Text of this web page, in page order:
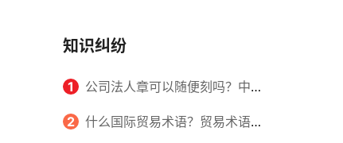
知识纠纷
1 公司法人章可以随便刻吗？中华
人民共和国公司法第三条的内容是什
2 什么国际贸易术语？贸易术语在